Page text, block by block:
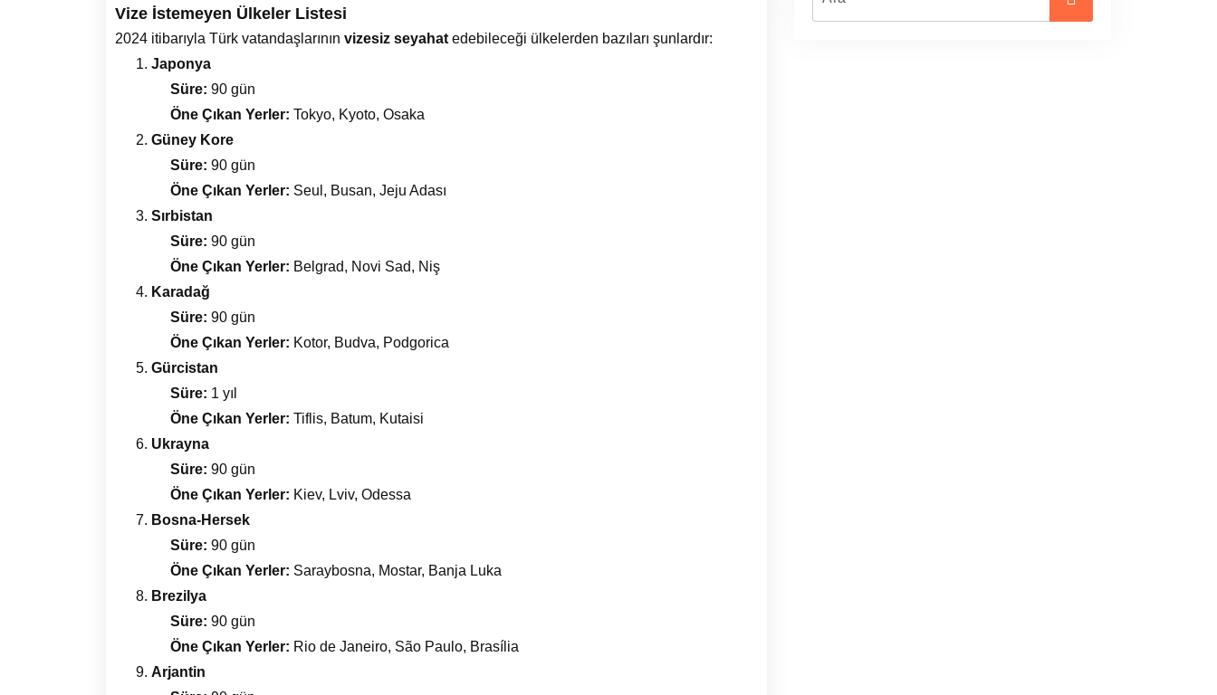
Vize İstemeyen Ülkeler Listesi
2024 itibarıyla Türk vatandaşlarının vizesiz seyahat edebileceği ülkelerden bazıları şunlardır:
Japonya
Süre: 90 gün
Öne Çıkan Yerler: Tokyo, Kyoto, Osaka
Güney Kore
Süre: 90 gün
Öne Çıkan Yerler: Seul, Busan, Jeju Adası
Sırbistan
Süre: 90 gün
Öne Çıkan Yerler: Belgrad, Novi Sad, Niş
Karadağ
Süre: 90 gün
Öne Çıkan Yerler: Kotor, Budva, Podgorica
Gürcistan
Süre: 1 yıl
Öne Çıkan Yerler: Tiflis, Batum, Kutaisi
Ukrayna
Süre: 90 gün
Öne Çıkan Yerler: Kiev, Lviv, Odessa
Bosna-Hersek
Süre: 90 gün
Öne Çıkan Yerler: Saraybosna, Mostar, Banja Luka
Brezilya
Süre: 90 gün
Öne Çıkan Yerler: Rio de Janeiro, São Paulo, Brasília
Arjantin